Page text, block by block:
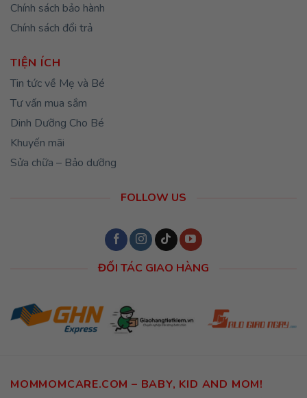
Chính sách bảo hành
Chính sách đổi trả
TIỆN ÍCH
Tin tức về Mẹ và Bé
Tư vấn mua sắm
Dinh Dưỡng Cho Bé
Khuyến mãi
Sửa chữa – Bảo dưỡng
FOLLOW US
ĐỐI TÁC GIAO HÀNG
MOMMOMCARE.COM – BABY, KID AND MOM!